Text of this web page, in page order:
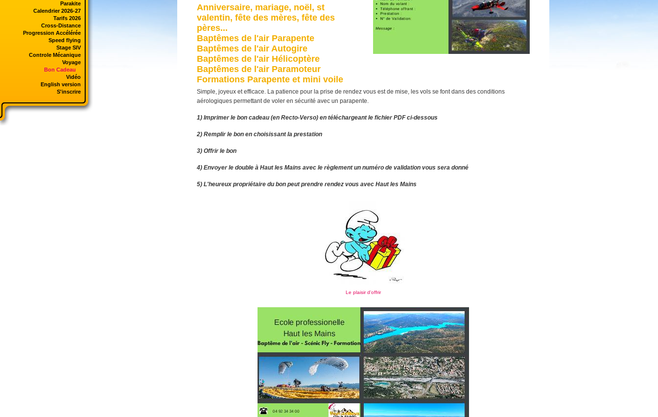
Parakite
Calendrier 2026-27
Tarifs 2026
Cross-Distance
Progression Accélérée
Speed flying
Stage SIV
Controle Mécanique
Voyage
Bon Cadeau
Vidéo
English version
S'inscrire
Anniversaire, mariage, noël, st
valentin, fête des mères, fête des
pères...
Baptêmes de l'air Parapente
Baptêmes de l'air Autogire
Baptêmes de l'air Hélicoptère
Baptêmes de l'air Paramoteur
Formations Parapente et mini voile
Simple, joyeux et efficace. La patience pour la prise de rendez vous est de mise, les vols se font dans des conditions
aérologiques permettant de voler en sécurité avec un parapente.
1) Imprimer le bon cadeau (en Recto-Verso) en téléchargeant le fichier PDF ci-dessous
2) Remplir le bon en choisissant la prestation
3) Offrir le bon
4) Envoyer le double à Haut les Mains avec le règlement un numéro de validation vous sera donné
5) L'heureux propriétaire du bon peut prendre rendez vous avec Haut les Mains
Le plaisir d'offrir